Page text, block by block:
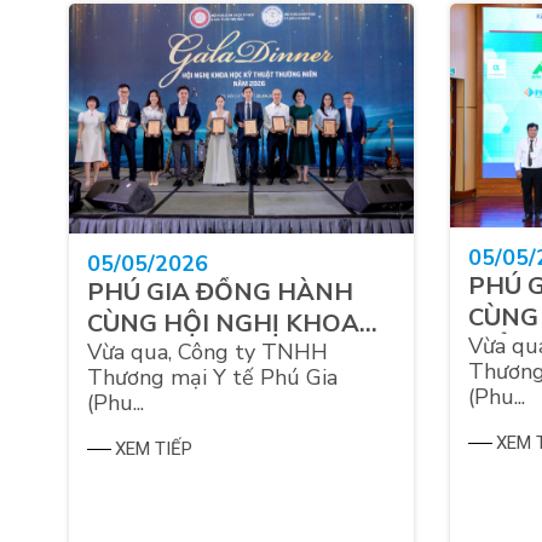
10/03/2026
LỄ KỶ NIỆM 20 NĂM
THÀNH LẬP CÔNG TY
TNHH THƯƠNG MẠI Y TẾ
PHÚ GIA
Vừa qua, Công ty TNHH
Thương Mại Y Tế Phú Gia
(Phú...
27/
Chúc
Ngày